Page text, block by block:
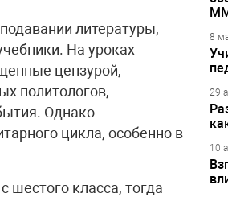
литературы,
На уроках
цензурой,
политологов,
Однако
цикла, особенно в
шестого класса, тогда
8
29
10